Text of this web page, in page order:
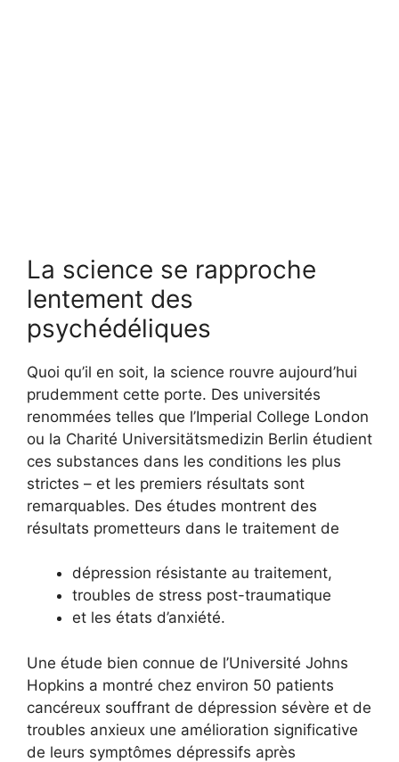
La science se rapproche
lentement des
psychédéliques
Quoi qu’il en soit, la science rouvre aujourd’hui
prudemment cette porte. Des universités
renommées telles que l’Imperial College London
ou la Charité Universitätsmedizin Berlin étudient
ces substances dans les conditions les plus
strictes – et les premiers résultats sont
remarquables. Des études montrent des
résultats prometteurs dans le traitement de
dépression résistante au traitement,
troubles de stress post-traumatique
et les états d’anxiété.
Une étude bien connue de l’Université Johns
Hopkins a montré chez environ 50 patients
cancéreux souffrant de dépression sévère et de
troubles anxieux une amélioration significative
de leurs symptômes dépressifs après